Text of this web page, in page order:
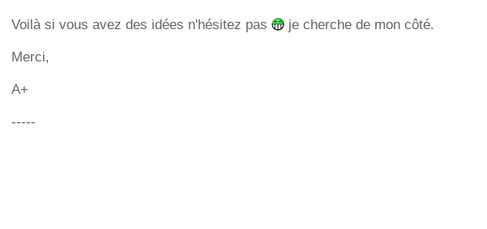
Voilà si vous avez des idées n'hésitez pas je cherche de mon côté.
Merci,
A+
-----